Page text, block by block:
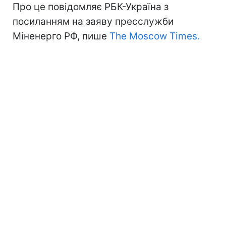
Про це повідомляє РБК-Україна з
посиланням на заяву пресслужби
Міненерго РФ, пише The Moscow Times.